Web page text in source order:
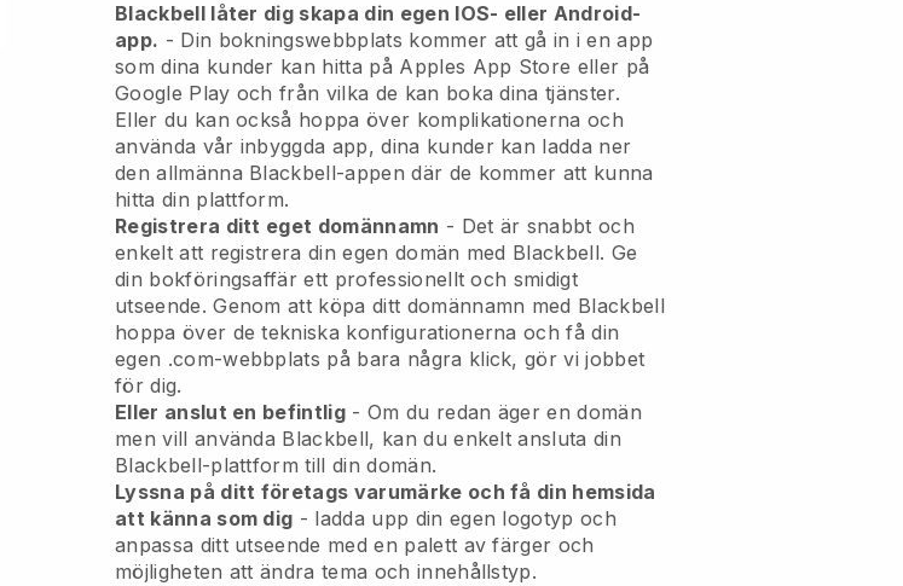
Blackbell låter dig skapa din egen IOS- eller Android-
app. - Din bokningswebbplats kommer att gå in i en app
som dina kunder kan hitta på Apples App Store eller på
Google Play och från vilka de kan boka dina tjänster.
Eller du kan också hoppa över komplikationerna och
använda vår inbyggda app, dina kunder kan ladda ner
den allmänna Blackbell-appen där de kommer att kunna
hitta din plattform.
Registrera ditt eget domännamn - Det är snabbt och
enkelt att registrera din egen domän med Blackbell. Ge
din bokföringsaffär ett professionellt och smidigt
utseende. Genom att köpa ditt domännamn med Blackbell
hoppa över de tekniska konfigurationerna och få din
egen .com-webbplats på bara några klick, gör vi jobbet
för dig.
Eller anslut en befintlig - Om du redan äger en domän
men vill använda Blackbell, kan du enkelt ansluta din
Blackbell-plattform till din domän.
Lyssna på ditt företags varumärke och få din hemsida
att känna som dig - ladda upp din egen logotyp och
anpassa ditt utseende med en palett av färger och
möjligheten att ändra tema och innehållstyp.